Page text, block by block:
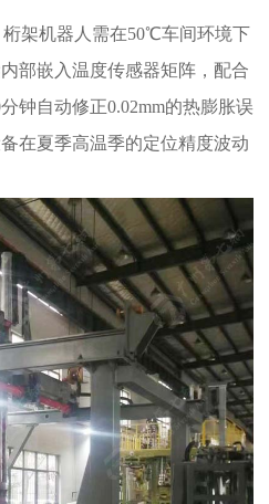
架机器人需在50℃车间环境下
部嵌入温度传感器矩阵，配合
钟自动修正0.02mm的热膨胀误
在夏季高温季的定位精度波动